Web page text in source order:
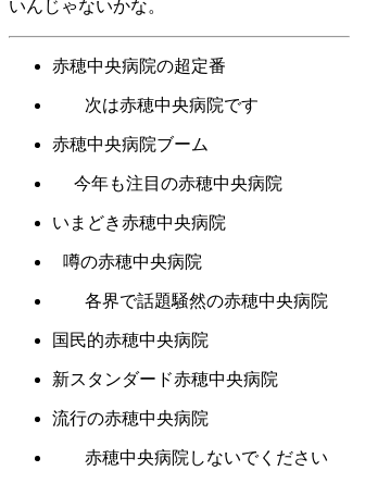
いんじゃないかな。
赤穂中央病院の超定番
次は赤穂中央病院です
赤穂中央病院ブーム
今年も注目の赤穂中央病院
いまどき赤穂中央病院
噂の赤穂中央病院
各界で話題騒然の赤穂中央病院
国民的赤穂中央病院
新スタンダード赤穂中央病院
流行の赤穂中央病院
赤穂中央病院しないでください